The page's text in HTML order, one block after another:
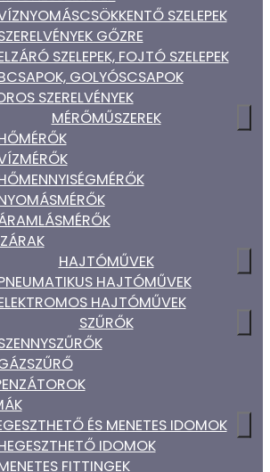
SZELEPEK
GŐZRE
SZELEPEK, FOJTÓ SZELEPEK
GOLYÓSCSAPOK
SZERELVÉNYEK
MÉRŐMŰSZEREK
HAJTÓMŰVEK
HAJTÓMŰVEK
HAJTÓMŰVEK
SZŰRŐK
ÉS MENETES IDOMOK
IDOMOK
FITTINGEK